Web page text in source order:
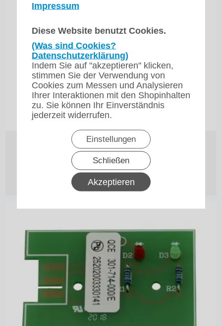
Impressum
Diese Website benutzt Cookies.
(Was sind Cookies?
Datenschutzerklärung)
Indem Sie auf "akzeptieren" klicken,
stimmen Sie der Verwendung von
Cookies zum Messen und Analysieren
Ihrer Interaktionen mit den Shopinhalten
zu. Sie können Ihr Einverständnis
jederzeit widerrufen.
Einstellungen
Schließen
Akzeptieren
Schalter für die TH-Serie von 1996 bis 2009 Bravilor
Bonamat
zzgl. 19% MwSt.zzgl. Versand
12,60€